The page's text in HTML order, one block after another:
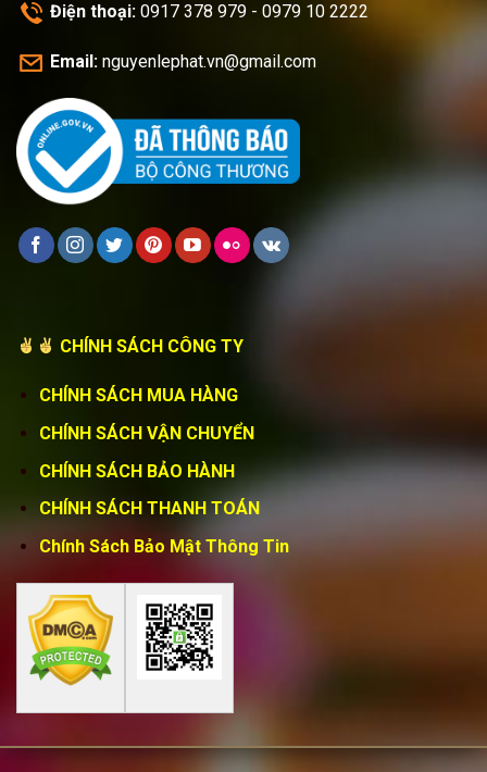
Điện thoại: 0917 378 979 - 0979 10 2222
Email: nguyenlephat.vn@gmail.com
CHÍNH SÁCH CÔNG TY
CHÍNH SÁCH MUA HÀNG
CHÍNH SÁCH VẬN CHUYỂN
CHÍNH SÁCH BẢO HÀNH
CHÍNH SÁCH THANH TOÁN
Chính Sách Bảo Mật Thông Tin